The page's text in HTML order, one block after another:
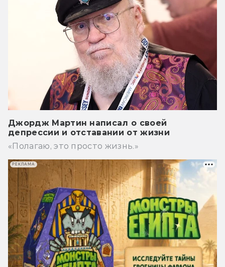
Джордж Мартин написал о своей
депрессии и отставании от жизни
«Полагаю, это просто жизнь.»
РЕКЛАМА